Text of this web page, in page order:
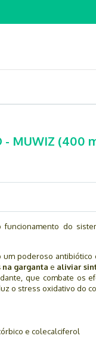
- MUWIZ (400
funcionamento do
um poderoso antibiótico
garganta e aliviar
que combate os
o stress oxidativo do
e colecalciferol